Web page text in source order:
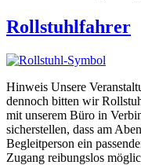
Rollstuhlfahrer
Hinweis Unsere
dennoch bitten wir
mit unserem Büro in
sicherstellen, dass am
Begleitperson ein
Zugang reibungslos